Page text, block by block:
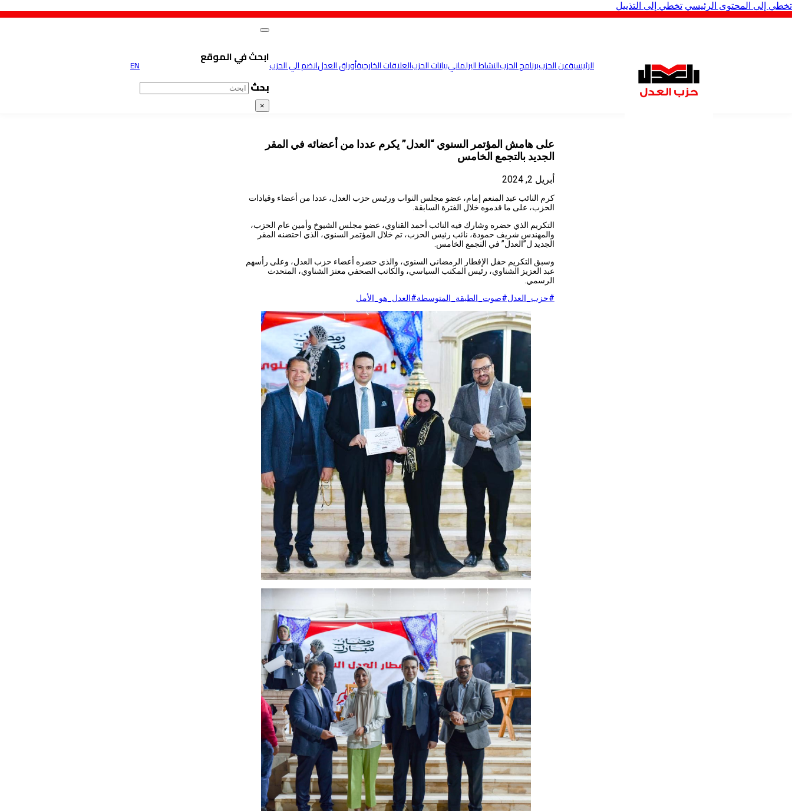
تخطي إلى المحتوى الرئيسي تخطي إلى التذييل
الرئيسيةعن الحزببرنامج الحزبالنشاط البرلمانيبيانات الحزبالعلاقات الخارجيةأوراق العدلانضم الي الحزبابحث في الموقع
بحث
×
EN
على هامش المؤتمر السنوي “العدل” يكرم عددا من أعضائه في المقر
الجديد بالتجمع الخامس
أبريل 2, 2024
كرم النائب عبد المنعم إمام، عضو مجلس النواب ورئيس حزب العدل، عددا من أعضاء وقيادات
الحزب، على ما قدموه خلال الفترة السابقة.
التكريم الذي حضره وشارك فيه النائب أحمد القناوي، عضو مجلس الشيوخ وأمين عام الحزب،
والمهندس شريف حمودة، نائب رئيس الحزب، تم خلال المؤتمر السنوي، الذي احتضنه المقر
الجديد ل”العدل” في التجمع الخامس.
وسبق التكريم حفل الإفطار الرمضاني السنوي، والذي حضره أعضاء حزب العدل، وعلى رأسهم
عبد العزيز الشناوي، رئيس المكتب السياسي، والكاتب الصحفي معتز الشناوي، المتحدث
الرسمي.
#حزب_العدل#صوت_الطبقة_المتوسطة#العدل_هو_الأمل